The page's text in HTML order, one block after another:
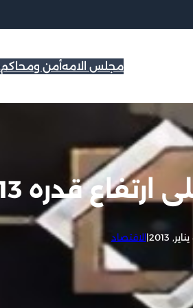
مجلس الامهأمن ومحاكم
قدره 2.13 نقطة
|الاقتصاد